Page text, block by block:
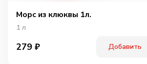
Морс из клюквы 1л.
1 л
279 ₽ Добавить